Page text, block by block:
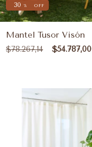
30 % OFF
Mantel Tusor Visón
$78.267,14 $54.787,00